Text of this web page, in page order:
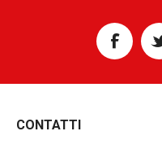
CONTATTI